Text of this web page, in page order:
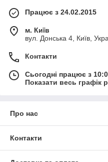
Працює з 24.02.2015
м. Київ
вул. Донська 4, Київ,
Контакти
Сьогодні працює з
Показати весь графік
Про нас
Контакти